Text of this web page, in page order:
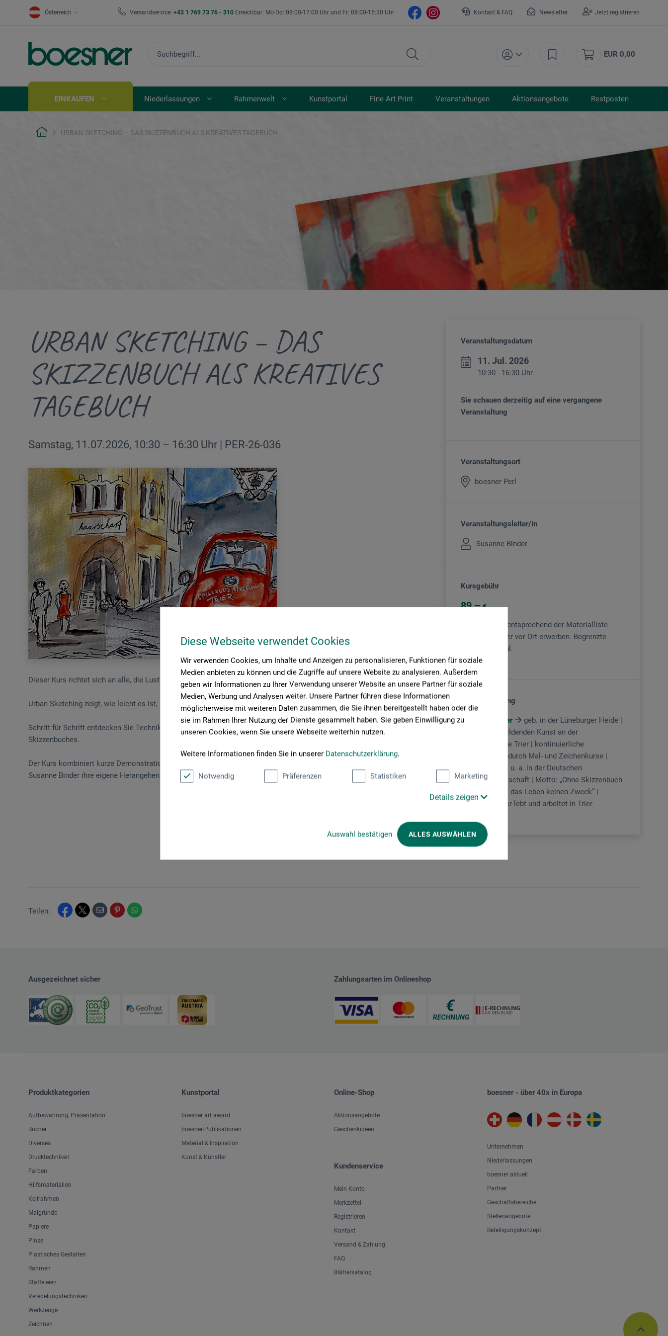
Diese Webseite verwendet Cookies
Wir verwenden Cookies, um Inhalte und Anzeigen zu personalisieren, Funktionen für soziale
Medien anbieten zu können und die Zugriffe auf unsere Website zu analysieren. Außerdem
geben wir Informationen zu Ihrer Verwendung unserer Website an unsere Partner für soziale
Medien, Werbung und Analysen weiter. Unsere Partner führen diese Informationen
möglicherweise mit weiteren Daten zusammen, die Sie ihnen bereitgestellt haben oder die
sie im Rahmen Ihrer Nutzung der Dienste gesammelt haben. Sie geben Einwilligung zu
unseren Cookies, wenn Sie unsere Webseite weiterhin nutzen.
Weitere Informationen finden Sie in unserer Datenschutzerklärung.
Notwendig Präferenzen Statistiken Marketing
Details zeigen
Auswahl bestätigen ALLES AUSWÄHLEN
Österreich Versandservice: +43 1 769 73 76 - 310 Erreichbar: Mo-Do: 08:00-17:00 Uhr und Fr: 08:00-16:30 Uhr Kontakt & FAQ Newsletter Jetzt registrieren
EUR 0,00
EINKAUFEN Niederlassungen Rahmenwelt Kunstportal Fine Art Print Veranstaltungen Aktionsangebote Restposten
URBAN SKETCHING – DAS SKIZZENBUCH ALS KREATIVES TAGEBUCH
URBAN SKETCHING – DAS
SKIZZENBUCH ALS KREATIVES
TAGEBUCH
Samstag, 11.07.2026, 10:30 – 16:30 Uhr | PER-26-036
Dieser Kurs richtet sich an alle, die Lust aufs Zeichnen haben – auch an jene, die glauben, es nicht zu können.
Urban Sketching zeigt, wie leicht es ist, mit einfachen Linien und Farben das Gesehene lebendig festzuhalten.
Schritt für Schritt entdecken Sie Techniken für Perspektive, Form und Farbe zur Gestaltung Ihres persönlichen
Skizzenbuches.
Der Kurs kombiniert kurze Demonstrationen, gemeinsames Skizzieren vor Ort und individuelle Unterstützung. Dabei zeigt
Susanne Binder ihre eigene Herangehensweise, gibt praktische Tipps und steht Ihnen mit Rat und Tat zur Seite.
Veranstaltungsdatum
11. Jul. 2026
10:30 - 16:30 Uhr
Sie schauen derzeitig auf eine vergangene
Veranstaltung
Veranstaltungsort
boesner Perl
Veranstaltungsleiter/in
Susanne Binder
Kursgebühr
89 €
Material bitte entsprechend der Materialliste
mitbringen oder vor Ort erwerben. Begrenzte
Teilnehmerzahl.
Urban Sketching
Susanne Binder
geb. in der Lüneburger Heide |
Studium der Bildenden Kunst an der
Kunstakademie Trier | kontinuierliche
Weiterbildung durch Mal- und Zeichenkurse |
Mitgliedschaft u. a. in der Deutschen
Aquarellgesellschaft | Motto: „Ohne Skizzenbuch
im Gepäck hat das Leben keinen Zweck“ |
Susanne Binder lebt und arbeitet in Trier
Teilen:
Ausgezeichnet sicher Zahlungsarten im Onlineshop
Produktkategorien
Aufbewahrung, Präsentation
Bücher
Diverses
Drucktechniken
Farben
Hilfsmaterialien
Keilrahmen
Malgründe
Papiere
Pinsel
Plastisches Gestalten
Rahmen
Staffeleien
Veredelungstechniken
Werkzeuge
Zeichnen
Kunstportal
boesner art award
boesner-Publikationen
Material & Inspiration
Kunst & Künstler
Online-Shop
Aktionsangebote
Geschenkideen
Kundenservice
Mein Konto
Merkzettel
Registrieren
Kontakt
Versand & Zahlung
FAQ
Blätterkatalog
boesner - über 40x in Europa
Unternehmen
Niederlassungen
boesner aktuell
Partner
Geschäftsbereiche
Stellenangebote
Beteiligungskonzept